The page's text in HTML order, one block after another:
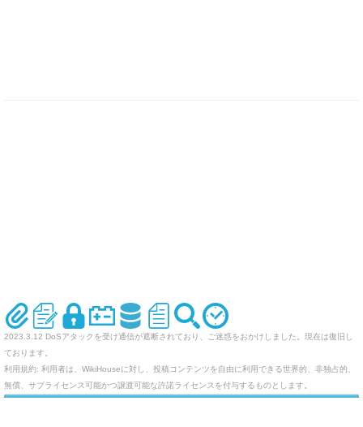
2023.3.12 DoSアタックを受け通信が遮断されており、ご迷惑をおかけしました。現在は復旧し
ております。
利用規約: 利用者は、WikiHouseに対し、投稿コンテンツを自由に利用できる世界的、非独占的、
無償、サブライセンス可能かつ譲渡可能な許諾ライセンスを付与するものとします。